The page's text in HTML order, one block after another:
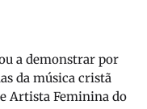
a demonstrar por
da música cristã
Artista Feminina do